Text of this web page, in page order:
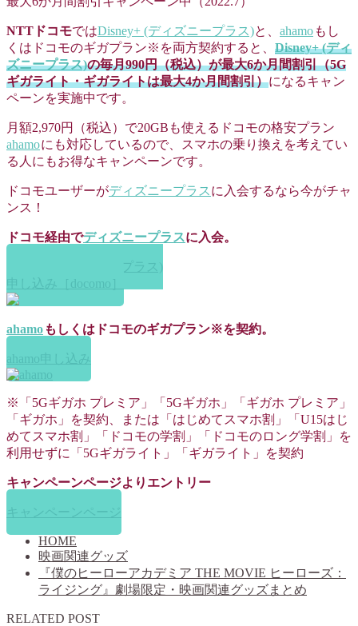
NTTドコモではDisney+ (ディズニープラス)と、 ahamo もし
くはドコモのギガプラン※を両方契約すると、 Disney+ (ディ
ズニープラス)の毎月990円（税込）が最大6か月間割引（5G
ギガライト・ギガライトは最大4か月間割引）になるキャン
ペーンを実施中です。
月額2,970円（税込）で20GBも使えるドコモの格安プラン
ahamoにも対応しているので、スマホの乗り換えを考えてい
る人にもお得なキャンペーンです。
ドコモユーザーがディズニープラス に入会するなら今がチャ
ンス！
ドコモ経由でディズニープラスに入会。
Disney+ (ディズニープラス)
申し込み［docomo］
ahamo もしくはドコモのギガプラン※を契約。
ahamo申し込み
※「5Gギガホ プレミア」「5Gギガホ」「ギガホ プレミア」
「ギガホ」を契約、または「はじめてスマホ割」「U15はじ
めてスマホ割」「ドコモの学割」「ドコモのロング学割」を
利用せずに「5Gギガライト」「ギガライト」を契約
キャンペーンページよりエントリー
キャンペーンページ
HOME
映画関連グッズ
『僕のヒーローアカデミア THE MOVIE ヒーローズ：
ライジング』劇場限定・映画関連グッズまとめ
RELATED POST